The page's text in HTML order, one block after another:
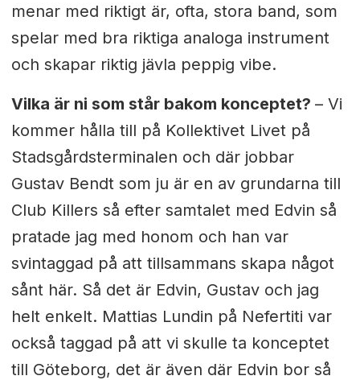
menar med riktigt är, ofta, stora band, som
spelar med bra riktiga analoga instrument
och skapar riktig jävla peppig vibe.
Vilka är ni som står bakom konceptet? – Vi
kommer hålla till på Kollektivet Livet på
Stadsgårdsterminalen och där jobbar
Gustav Bendt som ju är en av grundarna till
Club Killers så efter samtalet med Edvin så
pratade jag med honom och han var
svintaggad på att tillsammans skapa något
sånt här. Så det är Edvin, Gustav och jag
helt enkelt. Mattias Lundin på Nefertiti var
också taggad på att vi skulle ta konceptet
till Göteborg, det är även där Edvin bor så